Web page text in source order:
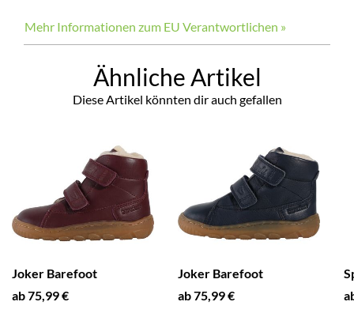
Mehr Informationen zum EU Verantwortlichen »
Ähnliche Artikel
Diese Artikel könnten dir auch gefallen
Joker Barefoot
ab 75,99 €
Joker Barefoot
ab 75,99 €